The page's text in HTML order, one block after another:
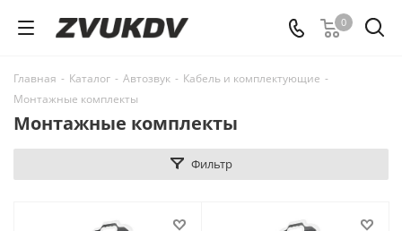
0
Главная - Каталог - Автозвук - Кабель и комплектующие -
Монтажные комплекты
Монтажные комплекты
Фильтр